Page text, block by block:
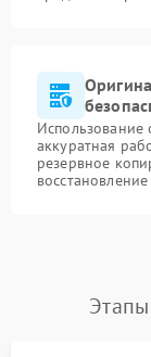
аккуратная
резервное